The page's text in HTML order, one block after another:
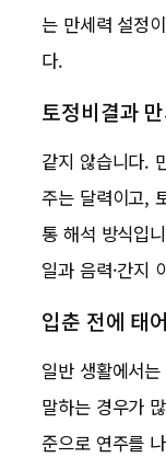
는 만세력 설정
다.
토정비결과
같지 않습니다.
주는 달력이고,
통 해석 방식입
일과 음력·간지
입춘 전에 태
일반 생활에서
말하는 경우가
준으로 연주를